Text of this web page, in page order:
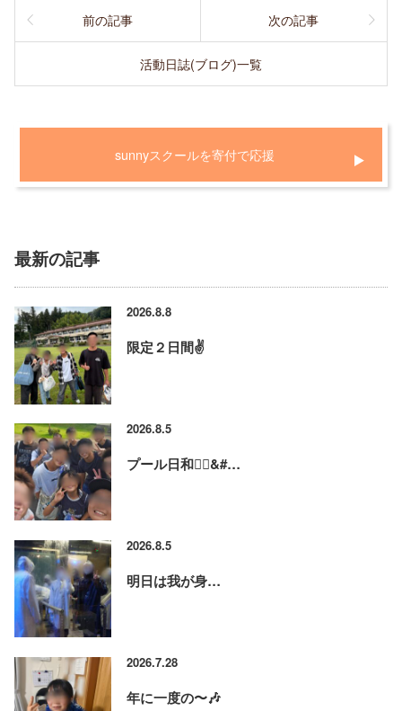
前の記事
活動日誌(ブログ)一覧
次の記事
sunnyスクールを寄付で応援
最新の記事
2026.8.8
限定２日間✌️
2026.8.5
プール日和🏊‍♂&#…
2026.8.5
明日は我が身…
2026.7.28
年に一度の〜🎶